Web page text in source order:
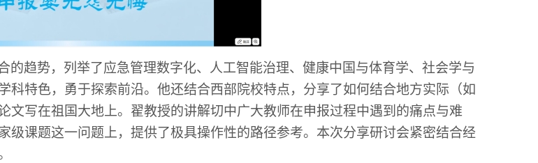
趋势，列举了应急管理数字化、人工智能治理、健康中国与体育学、社会学与
科特色，勇于探索前沿。他还结合西部院校特点，分享了如何结合地方实际（如
文写在祖国大地上。翟教授的讲解切中广大教师在申报过程中遇到的痛点与难
级课题这一问题上，提供了极具操作性的路径参考。本次分享研讨会紧密结合经